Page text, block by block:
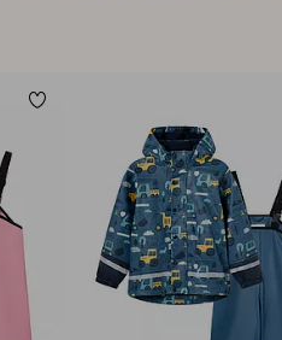
Lägg till i favoriter
98/104110/116122/128134/140